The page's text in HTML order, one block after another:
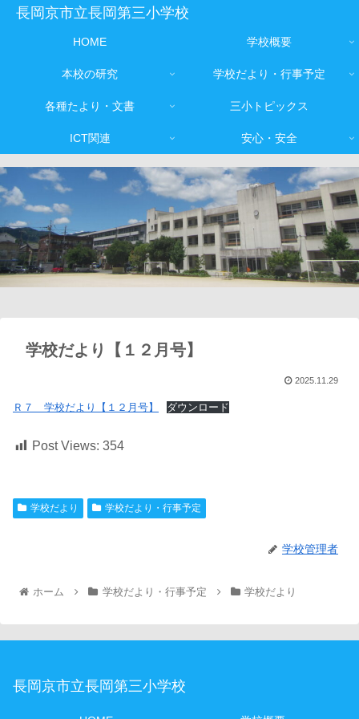
長岡京市立長岡第三小学校
HOME 学校概要
本校の研究 学校だより・行事予定
各種たより・文書 三小トピックス
ICT関連 安心・安全
学校だより【１２月号】
2025.11.29
Ｒ７ 学校だより【１２月号】 ダウンロード
Post Views: 354
学校だより 学校だより・行事予定
学校管理者
ホーム 学校だより・行事予定 学校だより
長岡京市立長岡第三小学校